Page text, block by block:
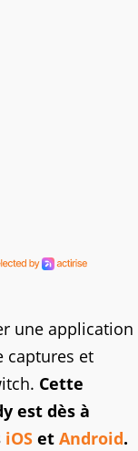
une application
captures et
Cette
est dès à
iOS et Android.